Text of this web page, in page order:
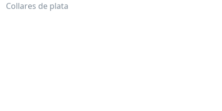
Collares de plata